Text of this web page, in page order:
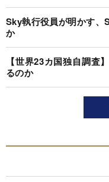
Sky執行役員が明かす、
か
【世界23カ国独自調査
るのか